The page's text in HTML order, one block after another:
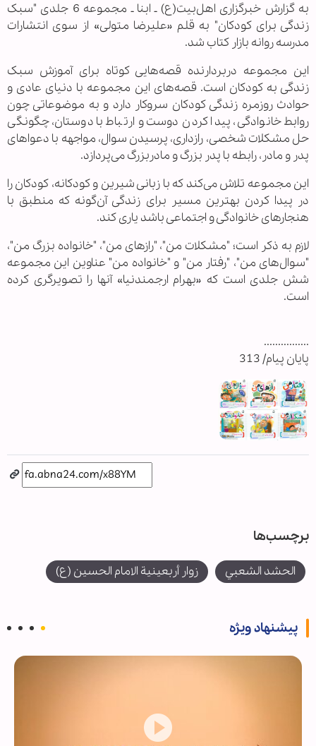
به گزارش خبرگزاری اهل‌بیت(ع) ـ ابنا ـ مجموعه 6 جلدی "سبک
زندگی برای کودکان" به قلم «علیرضا متولی» از سوی انتشارات
مدرسه روانه بازار کتاب شد.
این مجموعه دربردارنده قصه‌هایی کوتاه برای آموزش سبک
زندگی به کودکان است. قصه‌های این مجموعه با دنیای عادی و
حوادث روزمره زندگی کودکان سروکار دارد و به موضوعاتی چون
روابط خانوادگی، پیدا کردن دوست و ارتباط با دوستان، چگونگی
حل مشکلات شخصی، رازداری، پرسیدن سوال، مواجهه با دعواهای
پدر و مادر، رابطه با پدر بزرگ و مادربزرگ می‌پردازد.
این مجموعه تلاش می‌کند که با زبانی شیرین و کودکانه، کودکان را
در پیدا کردن بهترین مسیر برای زندگی آن‌گونه که منطبق با
هنجارهای خانوادگی و اجتماعی باشد یاری کند.
لازم به ذکر است؛ "مشکلات من"، "رازهای من"، "خانواده بزرگ من"،
"سوال‌های من"، "رفتار من" و "خانواده من" عناوین این مجموعه
شش جلدی است که «بهرام ارجمندنیا» آنها را تصویرگری کرده
است.
................
پایان پیام/ 313
برچسب‌ها
الحشد الشعبي زوار أربعينية الامام الحسين (ع)
پیشنهاد ویژه